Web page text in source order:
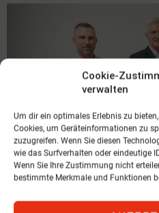
Cookie-
verwalten
Um dir ein optimales Erlebnis zu
Cookies, um Geräteinformationen zu
zuzugreifen. Wenn Sie diesen
wie das Surfverhalten oder eindeutige
Wenn Sie Ihre Zustimmung nicht
bestimmte Merkmale und Funktionen
Expansion in der